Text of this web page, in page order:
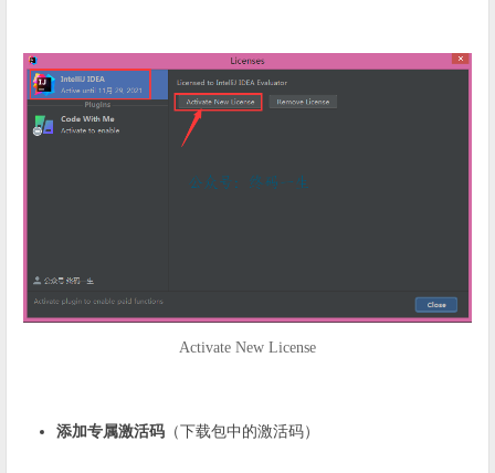
Activate New License
添加专属激活码 （下载包中的激活码）